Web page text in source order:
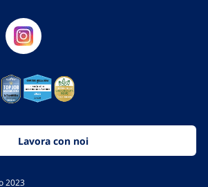
Lavora con noi
2023